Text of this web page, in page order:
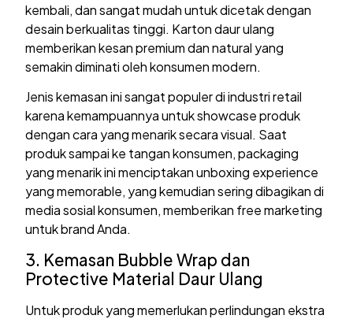
kembali, dan sangat mudah untuk dicetak dengan
desain berkualitas tinggi. Karton daur ulang
memberikan kesan premium dan natural yang
semakin diminati oleh konsumen modern.
Jenis kemasan ini sangat populer di industri retail
karena kemampuannya untuk showcase produk
dengan cara yang menarik secara visual. Saat
produk sampai ke tangan konsumen, packaging
yang menarik ini menciptakan unboxing experience
yang memorable, yang kemudian sering dibagikan di
media sosial konsumen, memberikan free marketing
untuk brand Anda.
3. Kemasan Bubble Wrap dan
Protective Material Daur Ulang
Untuk produk yang memerlukan perlindungan ekstra